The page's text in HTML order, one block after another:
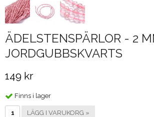
ÄDELSTENSPÄRLOR - 2
JORDGUBBSKVARTS
149 kr
Finns i lager
LÄGG I VARUKORG »